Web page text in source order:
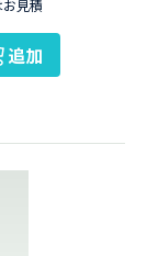
見積
追加